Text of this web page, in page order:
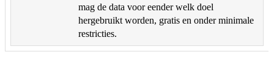
mag de data voor eender welk doel
hergebruikt worden, gratis en onder minimale
restricties.